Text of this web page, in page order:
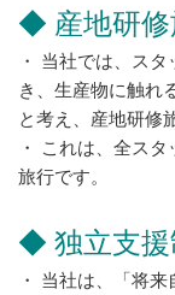
◆ 産地研
・ 当社では、ス
き、生産物に触れ
と考え、産地研修
・ これは、全ス
旅行です。
◆ 独立支援
・ 当社は、「将